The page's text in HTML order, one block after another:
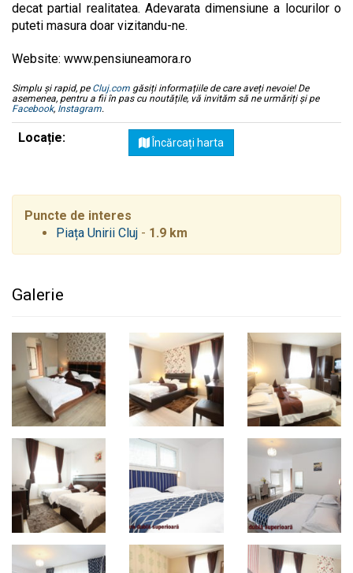
decat partial realitatea. Adevarata dimensiune a locurilor o
puteti masura doar vizitandu-ne.
Website: www.pensiuneamora.ro
Simplu și rapid, pe Cluj.com găsiți informațiile de care aveți nevoie! De
asemenea, pentru a fii în pas cu noutățile, vă invităm să ne urmăriți și pe
Facebook, Instagram.
Locație: Încărcați harta
Puncte de interes
Piața Unirii Cluj - 1.9 km
Galerie